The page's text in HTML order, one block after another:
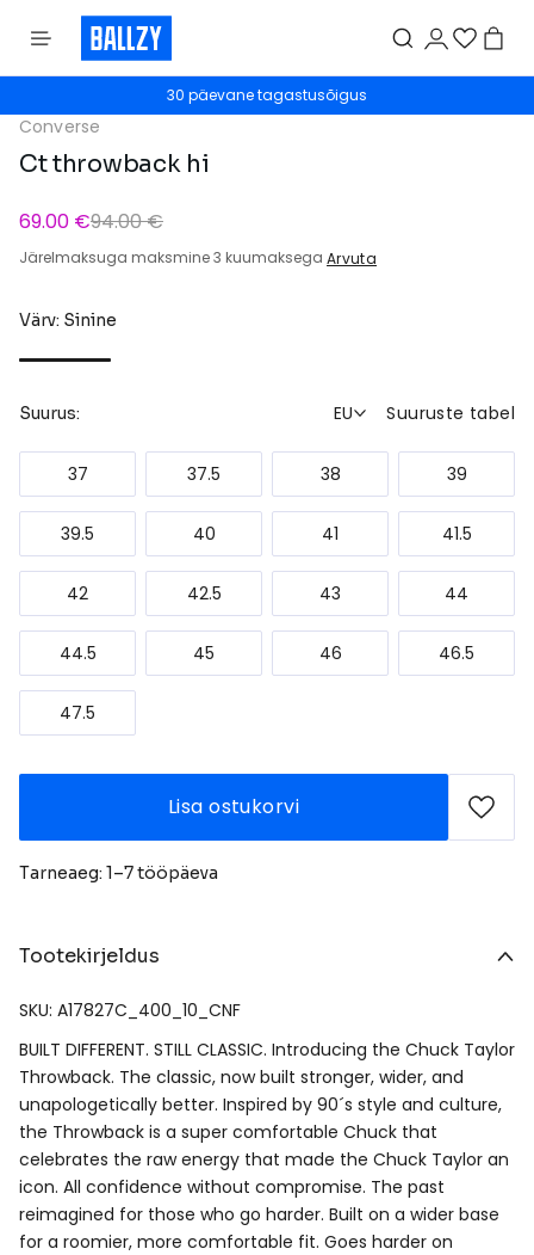
30 päevane tagastusõigus
Converse
Ct throwback hi
69.00 €94.00 €
Järelmaksuga maksmine 3 kuumaksega Arvuta
Värv: Sinine
Suurus: EU Suuruste tabel
37 37.5 38 39
39.5 40 41 41.5
42 42.5 43 44
44.5 45 46 46.5
47.5
Lisa ostukorvi
Tarneaeg: 1–7 tööpäeva
Tootekirjeldus
SKU: A17827C_400_10_CNF
BUILT DIFFERENT. STILL CLASSIC. Introducing the Chuck Taylor
Throwback. The classic, now built stronger, wider, and
unapologetically better. Inspired by 90´s style and culture,
the Throwback is a super comfortable Chuck that
celebrates the raw energy that made the Chuck Taylor an
icon. All confidence without compromise. The past
reimagined for those who go harder. Built on a wider base
for a roomier, more comfortable fit. Goes harder on